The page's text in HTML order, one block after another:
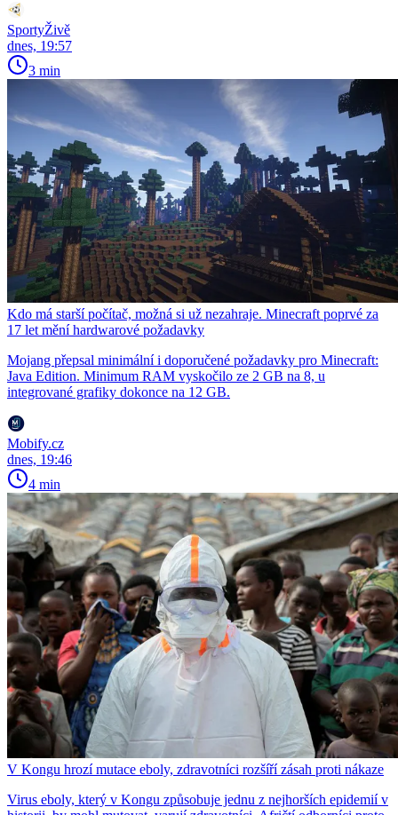
SportyŽivě
dnes, 19:57
3 min
Kdo má starší počítač, možná si už nezahraje. Minecraft poprvé za
17 let mění hardwarové požadavky
Mojang přepsal minimální i doporučené požadavky pro Minecraft:
Java Edition. Minimum RAM vyskočilo ze 2 GB na 8, u
integrované grafiky dokonce na 12 GB.
Mobify.cz
dnes, 19:46
4 min
V Kongu hrozí mutace eboly, zdravotníci rozšíří zásah proti nákaze
Virus eboly, který v Kongu způsobuje jednu z nejhorších epidemií v